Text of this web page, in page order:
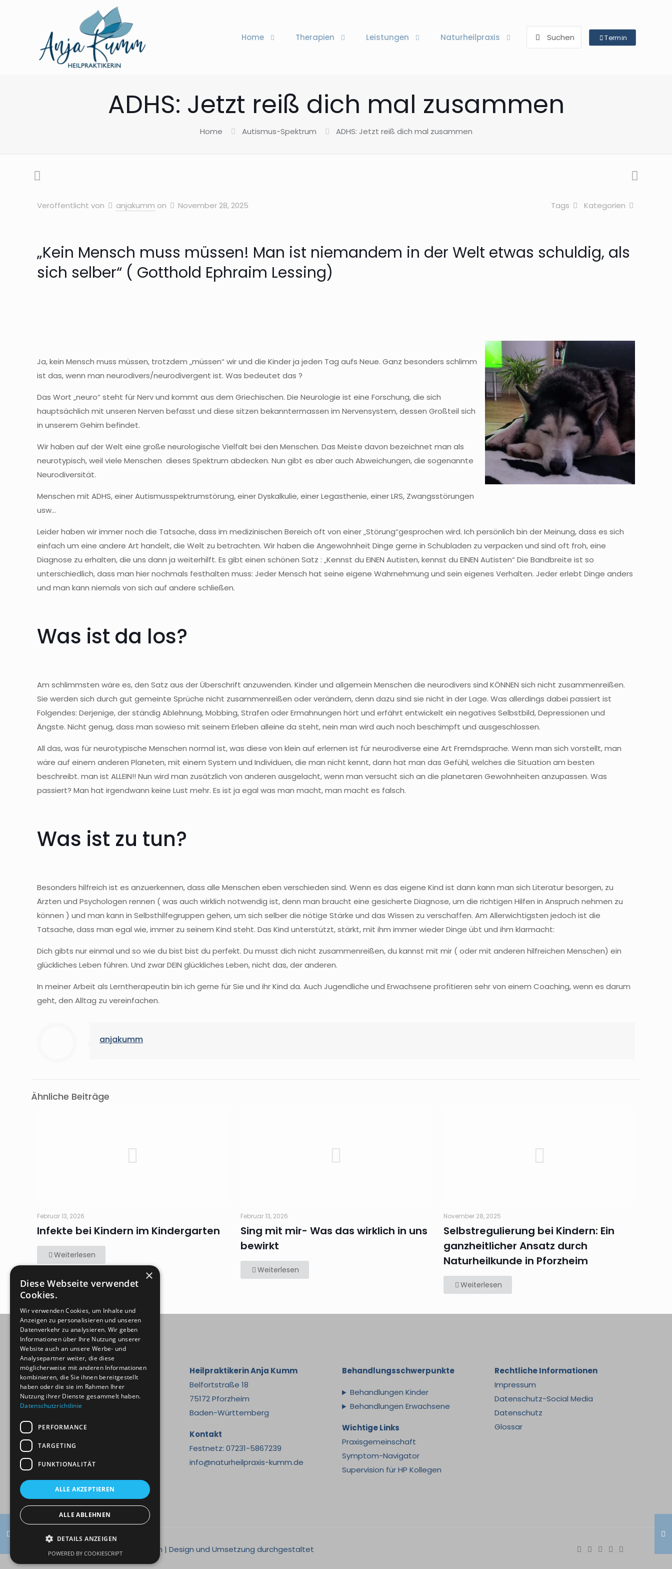
Home Therapien Leistungen Naturheilpraxis Termin
ADHS: Jetzt reiß dich mal zusammen
Home Autismus-Spektrum ADHS: Jetzt reiß dich mal zusammen
Veröffentlicht von anjakumm on November 28, 2025 Kategorien
Tags
„Kein Mensch muss müssen! Man ist niemandem in der Welt etwas schuldig, als
sich selber“ ( Gotthold Ephraim Lessing)
Ja, kein Mensch muss müssen, trotzdem „müssen“ wir und die Kinder ja jeden Tag aufs Neue. Ganz besonders schlimm
ist das, wenn man neurodivers/neurodivergent ist. Was bedeutet das ?
Das Wort „neuro“ steht für Nerv und kommt aus dem Griechischen. Die Neurologie ist eine Forschung, die sich
hauptsächlich mit unseren Nerven befasst und diese sitzen bekanntermassen im Nervensystem, dessen Großteil sich
in unserem Gehirn befindet.
Wir haben auf der Welt eine große neurologische Vielfalt bei den Menschen. Das Meiste davon bezeichnet man als
neurotypisch, weil viele Menschen dieses Spektrum abdecken. Nun gibt es aber auch Abweichungen, die sogenannte
Neurodiversität.
Menschen mit ADHS, einer Autismusspektrumstörung, einer Dyskalkulie, einer Legasthenie, einer LRS, Zwangsstörungen
usw…
Leider haben wir immer noch die Tatsache, dass im medizinischen Bereich oft von einer „Störung“gesprochen wird. Ich persönlich bin der Meinung, dass es sich
einfach um eine andere Art handelt, die Welt zu betrachten. Wir haben die Angewohnheit Dinge gerne in Schubladen zu verpacken und sind oft froh, eine
Diagnose zu erhalten, die uns dann ja weiterhilft. Es gibt einen schönen Satz : „Kennst du EINEN Autisten, kennst du EINEN Autisten“ Die Bandbreite ist so
unterschiedlich, dass man hier nochmals festhalten muss: Jeder Mensch hat seine eigene Wahrnehmung und sein eigenes Verhalten. Jeder erlebt Dinge anders
und man kann niemals von sich auf andere schließen.
Was ist da los?
Am schlimmsten wäre es, den Satz aus der Überschrift anzuwenden. Kinder und allgemein Menschen die neurodivers sind KÖNNEN sich nicht zusammenreißen.
Sie werden sich durch gut gemeinte Sprüche nicht zusammenreißen oder verändern, denn dazu sind sie nicht in der Lage. Was allerdings dabei passiert ist
Folgendes: Derjenige, der ständig Ablehnung, Mobbing, Strafen oder Ermahnungen hört und erfährt entwickelt ein negatives Selbstbild, Depressionen und
Ängste. Nicht genug, dass man sowieso mit seinem Erleben alleine da steht, nein man wird auch noch beschimpft und ausgeschlossen.
All das, was für neurotypische Menschen normal ist, was diese von klein auf erlernen ist für neurodiverse eine Art Fremdsprache. Wenn man sich vorstellt, man
wäre auf einem anderen Planeten, mit einem System und Individuen, die man nicht kennt, dann hat man das Gefühl, welches die Situation am besten
beschreibt. man ist ALLEIN!! Nun wird man zusätzlich von anderen ausgelacht, wenn man versucht sich an die planetaren Gewohnheiten anzupassen. Was
passiert? Man hat irgendwann keine Lust mehr. Es ist ja egal was man macht, man macht es falsch.
Was ist zu tun?
Besonders hilfreich ist es anzuerkennen, dass alle Menschen eben verschieden sind. Wenn es das eigene Kind ist dann kann man sich Literatur besorgen, zu
Ärzten und Psychologen rennen ( was auch wirklich notwendig ist, denn man braucht eine gesicherte Diagnose, um die richtigen Hilfen in Anspruch nehmen zu
können ) und man kann in Selbsthilfegruppen gehen, um sich selber die nötige Stärke und das Wissen zu verschaffen. Am Allerwichtigsten jedoch ist die
Tatsache, dass man egal wie, immer zu seinem Kind steht. Das Kind unterstützt, stärkt, mit ihm immer wieder Dinge übt und ihm klarmacht:
Dich gibts nur einmal und so wie du bist bist du perfekt. Du musst dich nicht zusammenreißen, du kannst mit mir ( oder mit anderen hilfreichen Menschen) ein
glückliches Leben führen. Und zwar DEIN glückliches Leben, nicht das, der anderen.
In meiner Arbeit als Lerntherapeutin bin ich gerne für Sie und ihr Kind da. Auch Jugendliche und Erwachsene profitieren sehr von einem Coaching, wenn es darum
geht, den Alltag zu vereinfachen.
anjakumm
Ähnliche Beiträge
Februar 13, 2026
Infekte bei Kindern im Kindergarten
Weiterlesen
Februar 13, 2026
Sing mit mir- Was das wirklich in uns
bewirkt
Weiterlesen
November 28, 2025
Selbstregulierung bei Kindern: Ein
ganzheitlicher Ansatz durch
Naturheilkunde in Pforzheim
Weiterlesen
Heilpraktikerin Anja Kumm
Belfortstraße 18
75172 Pforzheim
Baden-Württemberg
Kontakt
Festnetz: 07231-5867239
info@naturheilpraxis-kumm.de
Behandlungsschwerpunkte
Behandlungen Kinder
Behandlungen Erwachsene
Wichtige Links
Praxisgemeinschaft
Symptom-Navigator
Supervision für HP Kollegen
Rechtliche Informationen
Impressum
Datenschutz-Social Media
Datenschutz
Glossar
© 2026 Naturheilpraxis Anja Kumm | Design und Umsetzung durchgestaltet
×
Diese Webseite verwendet
Cookies.
Wir verwenden Cookies, um Inhalte und
Anzeigen zu personalisieren und unseren
Datenverkehr zu analysieren. Wir geben
Informationen über Ihre Nutzung unserer
Website auch an unsere Werbe- und
Analysepartner weiter, die diese
möglicherweise mit anderen Informationen
kombinieren, die Sie ihnen bereitgestellt
haben oder die sie im Rahmen Ihrer
Nutzung ihrer Dienste gesammelt haben.
Datenschutzrichtlinie
PERFORMANCE
TARGETING
FUNKTIONALITÄT
ALLE AKZEPTIEREN
ALLE ABLEHNEN
DETAILS ANZEIGEN
POWERED BY COOKIESCRIPT